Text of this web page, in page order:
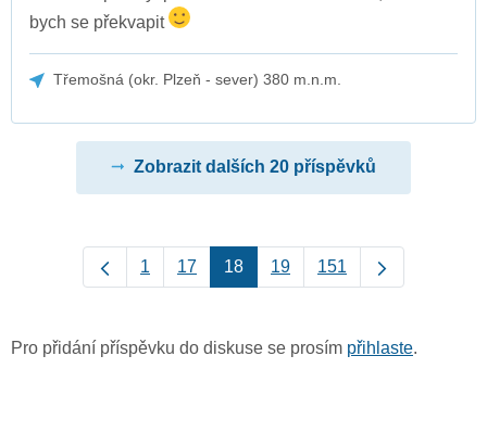
bych se překvapit
Třemošná (okr. Plzeň - sever) 380 m.n.m.
Zobrazit dalších 20 příspěvků
1 17 18 19 151
Pro přidání příspěvku do diskuse se prosím přihlaste.